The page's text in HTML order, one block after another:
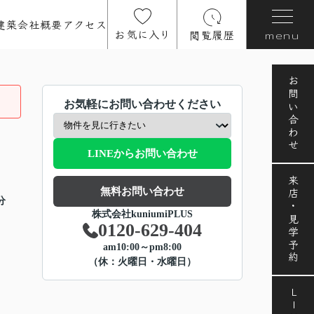
築会社概要アクセス
お気に入り 閲覧履歴 menu
お問い合わせ
来店・見学予約
お気軽にお問い合わせください
LINEからお問い合わせ
無料お問い合わせ
株式会社kuniumiPLUS
0120-629-404
am10:00～pm8:00
（休：火曜日・水曜日）